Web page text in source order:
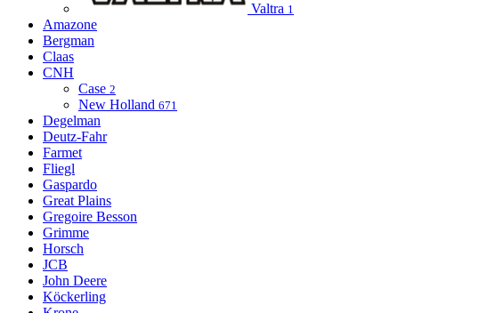
Valtra 1
Amazone
Bergman
Claas
CNH
Case 2
New Holland 671
Degelman
Deutz-Fahr
Farmet
Fliegl
Gaspardo
Great Plains
Gregoire Besson
Grimme
Horsch
JCB
John Deere
Köckerling